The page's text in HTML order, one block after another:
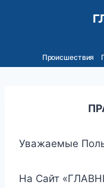
Происшествия
Уважаемые
На Сайт